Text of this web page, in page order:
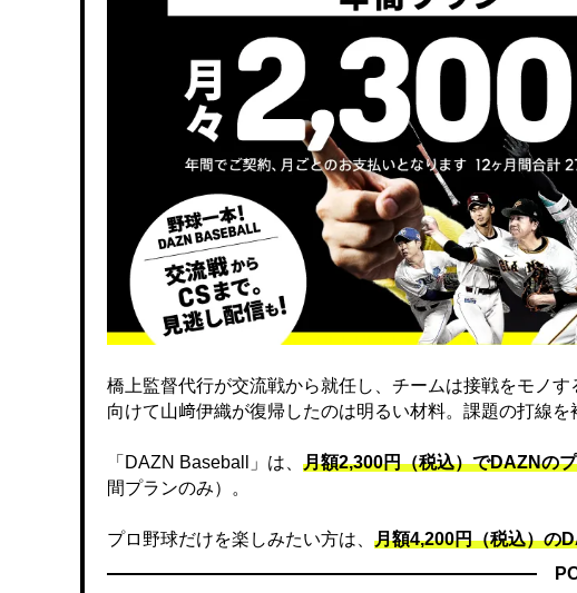
橋上監督代行が交流戦から就任し、チームは接戦をモノ
向けて山﨑伊織が復帰したのは明るい材料。課題の打線を
「DAZN Baseball」は、 月額2,300円（税込）でDAZNの
間プランのみ）。
プロ野球だけを楽しみたい方は、 月額4,200円（税込）の